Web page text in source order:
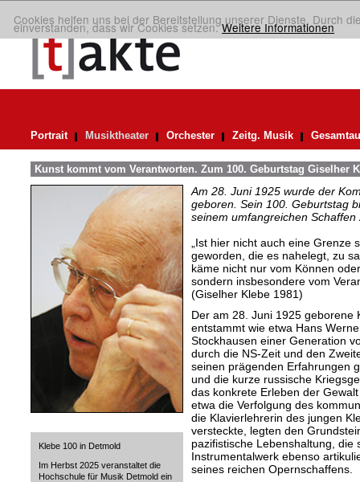
Cookies helfen uns bei der Bereitstellung unserer Dienste. Durch
einverstanden, dass wir Cookies setzen.Weitere Informationen
Portrait Musiktheater Orchester Zeitg. Musik
Kunst kommt vom Verantworten. Zum 100. Geburtstag Giselher
Klebe 100 in Detmold
Im Herbst 2025 veranstaltet die
Hochschule für Musik Detmold ein
Am 28. Juni 1925 wurde der
geboren. Sein 100. Geburtstag
seinem umfangreichen Schaffen
„Ist hier nicht auch eine Grenze
geworden, die es nahelegt, zu
käme nicht nur vom Können
sondern insbesondere vom
(Giselher Klebe 1981)
Der am 28. Juni 1925 geborene
entstammt wie etwa Hans
Stockhausen einer Generation
durch die NS-Zeit und den
seinen prägenden Erfahrungen
und die kurze russische
das konkrete Erleben der
etwa die Verfolgung des
die Klavierlehrerin des jungen
versteckte, legten den
pazifistische Lebenshaltung, die
Instrumentalwerk ebenso
seines reichen Opernschaffens.